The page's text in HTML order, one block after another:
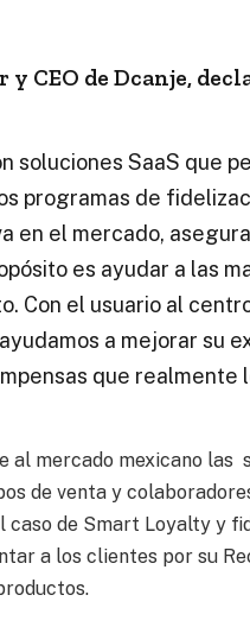
CEO de Dcanje,
soluciones SaaS que
programas de
en el mercado,
es ayudar a las
Con el usuario al
a mejorar su
que realmente
mercado mexicano las
de venta y
caso de Smart Loyalty y
a los clientes por su